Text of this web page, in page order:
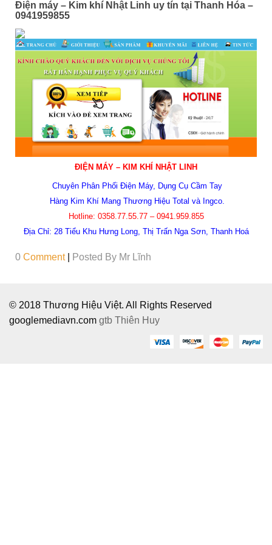
Điện máy – Kim khí Nhật Linh uy tín tại Thanh Hóa –
0941959855
ĐIỆN MÁY – KIM KHÍ NHẬT LINH
Chuyên Phân Phối Điện Máy, Dụng Cụ Cầm Tay
Hàng Kim Khí Mang Thương Hiệu Total và Ingco.
Hotline: 0358.77.55.77 – 0941.959.855
Địa Chỉ: 28 Tiểu Khu Hưng Long, Thị Trấn Nga Sơn, Thanh Hoá
0 Comment Posted By Mr Lĩnh
© 2018 Thương Hiệu Việt. All Rights Reserved
googlemediavn.com gtb Thiên Huy